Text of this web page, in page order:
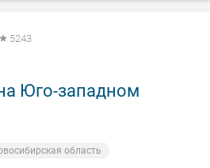
5243
Юго-западном
область